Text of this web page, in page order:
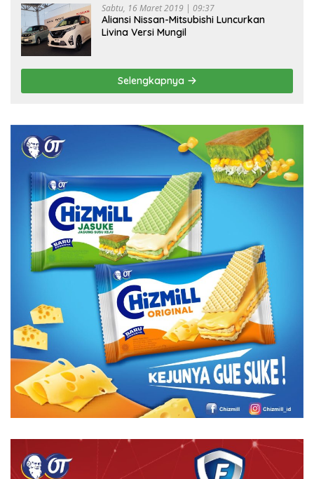
Sabtu, 16 Maret 2019 | 09:37
Aliansi Nissan-Mitsubishi Luncurkan
Livina Versi Mungil
Selengkapnya